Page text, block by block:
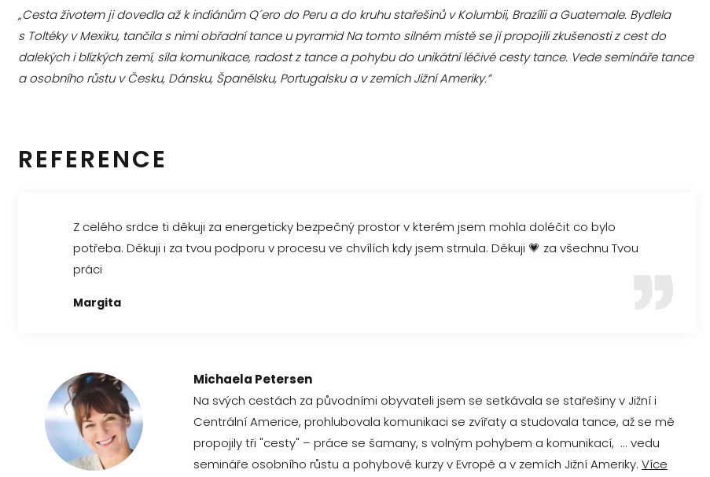
„Cesta životem ji dovedla až k indiánům Q´ero do Peru a do kruhu stařešinů v Kolumbii, Brazílii a Guatemale. Bydlela
s Toltéky v Mexiku, tančila s nimi obřadní tance u pyramid Na tomto silném místě se jí propojili zkušenosti z cest do
dalekých i blízkých zemí, síla komunikace, radost z tance a pohybu do unikátní léčivé cesty tance. Vede semináře tance
a osobního růstu v Česku, Dánsku, Španělsku, Portugalsku a v zemích Jižní Ameriky.“
REFERENCE
Z celého srdce ti děkuji za energeticky bezpečný prostor v kterém jsem mohla doléčit co bylo
potřeba. Děkuji i za tvou podporu v procesu ve chvílích kdy jsem strnula. Děkuji 💗 za všechnu Tvou
práci
Margita
Michaela Petersen
Na svých cestách za původními obyvateli jsem se setkávala se stařešiny v Jižní i
Centrální Americe, prohlubovala komunikaci se zvířaty a studovala tance, až se mě
propojily tři "cesty" – práce se šamany, s volným pohybem a komunikací, ... vedu
semináře osobního růstu a pohybové kurzy v Evropě a v zemích Jižní Ameriky. Více